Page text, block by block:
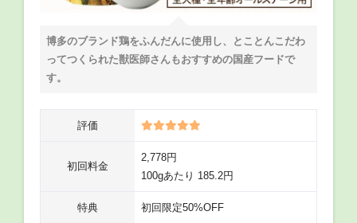
博多のブランド鶏をふんだんに使用し、とことんこだわ
ってつくられた獣医師さんもおすすめの国産フードで
す。
評価
初回料金
2,778円
100gあたり 185.2円
特典 初回限定50%OFF